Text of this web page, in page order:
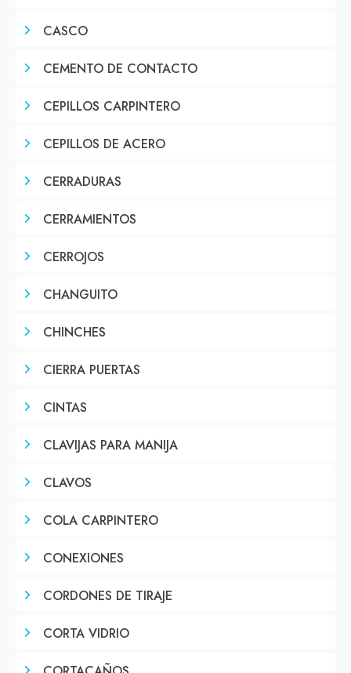
CASCO
CEMENTO DE CONTACTO
CEPILLOS CARPINTERO
CEPILLOS DE ACERO
CERRADURAS
CERRAMIENTOS
CERROJOS
CHANGUITO
CHINCHES
CIERRA PUERTAS
CINTAS
CLAVIJAS PARA MANIJA
CLAVOS
COLA CARPINTERO
CONEXIONES
CORDONES DE TIRAJE
CORTA VIDRIO